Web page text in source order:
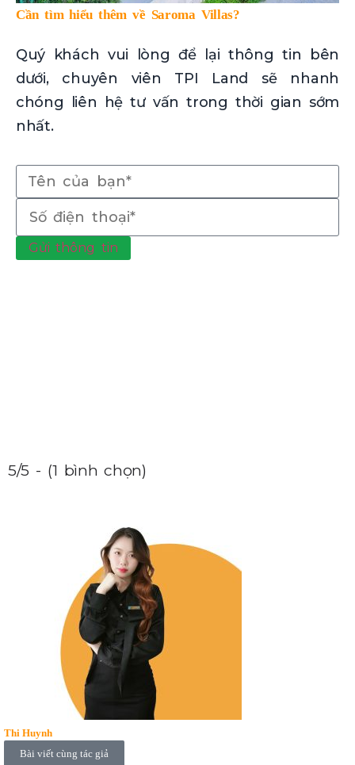
Cần tìm hiểu thêm về Saroma Villas?
Quý khách vui lòng để lại thông tin bên
dưới, chuyên viên TPI Land sẽ nhanh
chóng liên hệ tư vấn trong thời gian sớm
nhất.
Gửi thông tin
5/5 - (1 bình chọn)
Thi Huynh
Bài viết cùng tác giả